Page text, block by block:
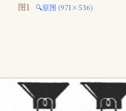
图1 🔍原图 (971×536)